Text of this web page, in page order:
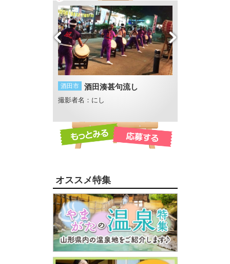
酒田市 酒田湊甚句流し
撮影者名：にし
オススメ特集